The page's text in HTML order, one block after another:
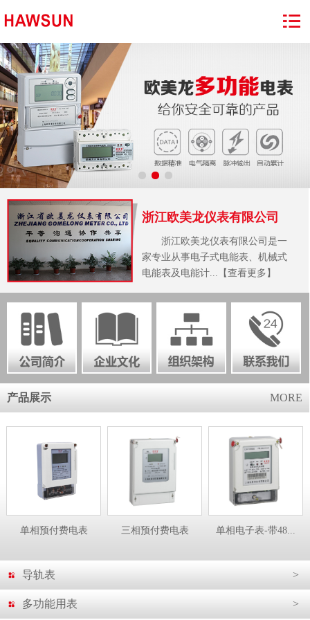
浙江欧美龙仪表有限公司
浙江欧美龙仪表有限公司是一
家专业从事电子式电能表、机械式
电能表及电能计...【查看更多】
产品展示 MORE
单相预付费电表 三相预付费电表 单相电子表-带48...
导轨表 >
多功能用表 >